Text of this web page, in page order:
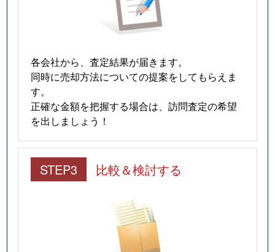
各会社から、査定結果が届きます。
同時に売却方法についての提案をしてもらえま
す。
正確な金額を把握する場合は、訪問査定の希望
を出しましょう！
STEP3 比較＆検討する